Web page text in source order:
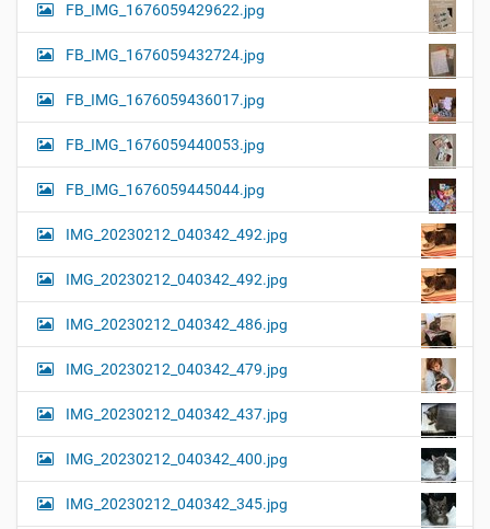
FB_IMG_1676059429622.jpg
FB_IMG_1676059432724.jpg
FB_IMG_1676059436017.jpg
FB_IMG_1676059440053.jpg
FB_IMG_1676059445044.jpg
IMG_20230212_040342_492.jpg
IMG_20230212_040342_492.jpg
IMG_20230212_040342_486.jpg
IMG_20230212_040342_479.jpg
IMG_20230212_040342_437.jpg
IMG_20230212_040342_400.jpg
IMG_20230212_040342_345.jpg